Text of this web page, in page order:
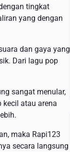
tingkat
yang dengan
dan gaya yang
Dari lagu pop
sangat menular,
atau arena
maka Rapi123
secara langsung